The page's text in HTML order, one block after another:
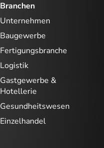
Branchen
Unternehmen
Baugewerbe
Fertigungsbranche
Logistik
Gastgewerbe &
Hotellerie
Gesundheitswesen
Einzelhandel